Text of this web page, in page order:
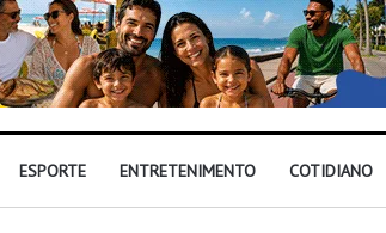
ESPORTE ENTRETENIMENTO COTIDIANO